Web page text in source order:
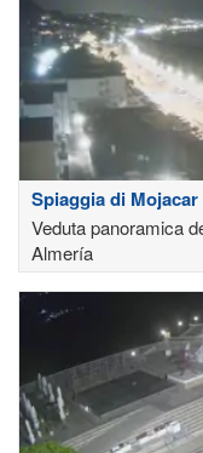
Spiaggia di
Veduta panoramica
Almería